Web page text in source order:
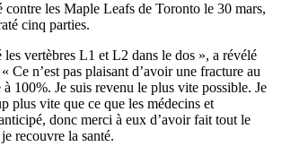
contre les Maple Leafs de Toronto le 30 mars,
cinq parties.
les vertèbres L1 et L2 dans le dos », a révélé
Ce n’est pas plaisant d’avoir une fracture au
à 100%. Je suis revenu le plus vite possible. Je
plus vite que ce que les médecins et
donc merci à eux d’avoir fait tout le
recouvre la santé.